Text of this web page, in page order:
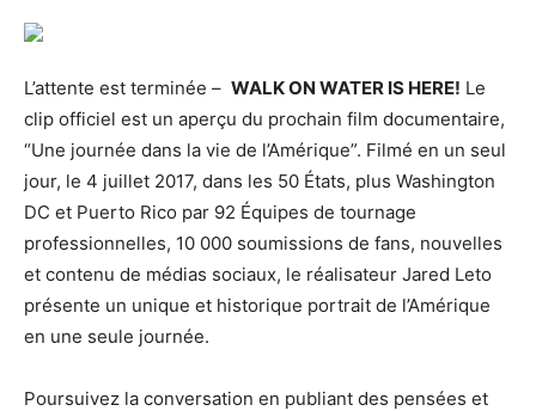
L’attente est terminée – WALK ON WATER IS HERE! Le
clip officiel est un aperçu du prochain film documentaire,
“Une journée dans la vie de l’Amérique”. Filmé en un seul
jour, le 4 juillet 2017, dans les 50 États, plus Washington
DC et Puerto Rico par 92 Équipes de tournage
professionnelles, 10 000 soumissions de fans, nouvelles
et contenu de médias sociaux, le réalisateur Jared Leto
présente un unique et historique portrait de l’Amérique
en une seule journée.
Poursuivez la conversation en publiant des pensées et